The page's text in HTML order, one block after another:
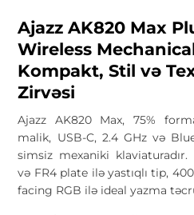
Ajazz AK820 Max
Wireless
Kompakt, Stil və
Zirvəsi
Ajazz AK820 Max, 75%
malik, USB-C, 2.4 GHz və
simsiz mexaniki
və FR4 plate ilə yastıqlı tip,
facing RGB ilə ideal yazma